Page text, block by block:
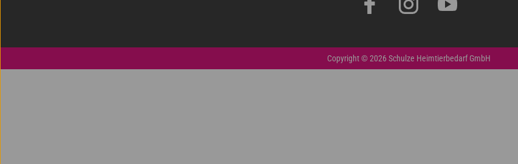
Copyright © 2026 Schulze Heimtierbedarf GmbH